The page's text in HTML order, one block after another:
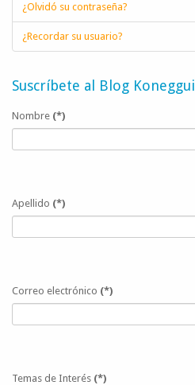
¿Olvidó su contraseña?
¿Recordar su usuario?
Suscríbete al Blog Koneggui
Nombre (*)
Apellido (*)
Correo electrónico (*)
Temas de Interés (*)